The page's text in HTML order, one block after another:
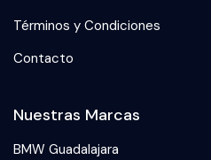
Términos y Condiciones
Contacto
Nuestras Marcas
BMW Guadalajara